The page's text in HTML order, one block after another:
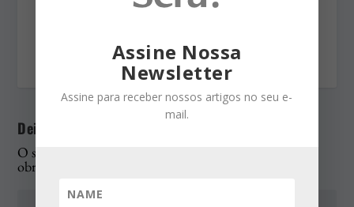
AVALIAR:
Deixe uma resposta
O seu endereço de e-mail não será publicado.
obrigatórios são marcados com
Assine Nossa
Newsletter
Assine para receber nossos artigos no seu e-
mail.